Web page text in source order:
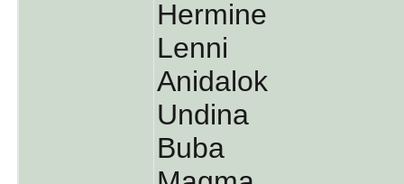
Hermine
Lenni
Anidalok
Undina
Buba